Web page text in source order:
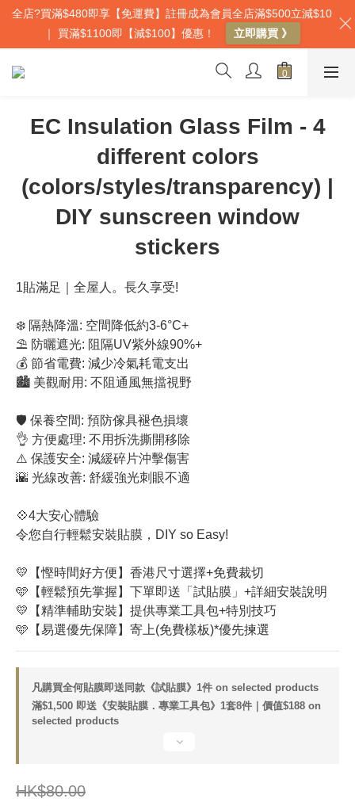
EC Insulation Glass Film - 4
different colors
(colors/styles/transparency) |
DIY sunscreen window
stickers
1貼滿足｜全屋人。長久享受!
❄️ 隔熱降溫: 空間降低約3-6°C+
⛱️ 防曬遮光: 阻隔UV紫外線90%+
💰 節省電費: 減少冷氣耗電支出
🏙️ 美觀耐用: 不阻通風無擋視野
🛡️ 保養空間: 預防傢具褪色損壞
👌 方便處理: 不用拆洗撕開移除
⚠️ 保護安全: 減緩碎片沖擊傷害
🌇 光線改善: 舒緩強光刺眼不適
💠4大安心體驗
令您自行輕鬆安裝貼膜，DIY so Easy!
💛【慳時間好方便】香港尺寸選擇+免費裁切
🩵【輕鬆預先掌握】下單即送「試貼膜」+詳細安裝說明
💛【精準輔助安裝】提供專業工具包+特別技巧
🩵【易選優先保障】寄上(免費樣板)*優先揀選
凡購買全何貼膜即送同款《試貼膜》1件 on selected products
滿$1,500 即送《安裝貼膜．專業工具包》1套8件｜價值$188 on
selected products
HK$80.00
全店?買滿$480即享【免運費】註冊成為會員全店滿$500立減$10
｜ 買滿$1100即【減$100】優惠！
立即購買 》